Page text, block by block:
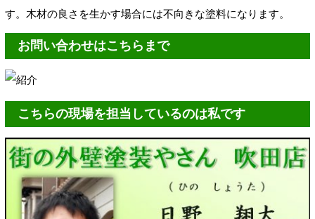
す。木材の良さを生かす場合には不向きな塗料になります。
お問い合わせはこちらまで
こちらの現場を担当しているのは私です